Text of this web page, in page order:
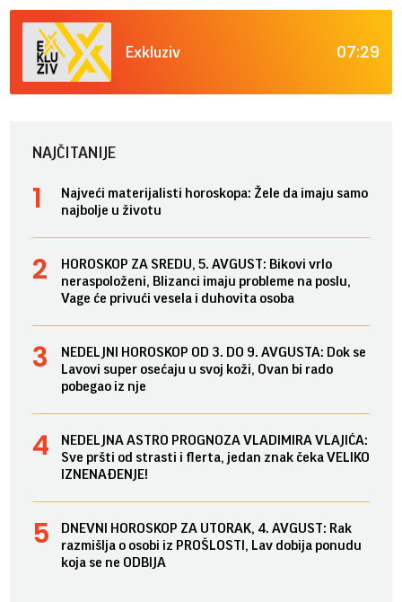
Exkluziv 07:29
NAJČITANIJE
Najveći materijalisti horoskopa: Žele da imaju samo
najbolje u životu
HOROSKOP ZA SREDU, 5. AVGUST: Bikovi vrlo
neraspoloženi, Blizanci imaju probleme na poslu,
Vage će privući vesela i duhovita osoba
NEDELJNI HOROSKOP OD 3. DO 9. AVGUSTA: Dok se
Lavovi super osećaju u svoj koži, Ovan bi rado
pobegao iz nje
NEDELJNA ASTRO PROGNOZA VLADIMIRA VLAJIĆA:
Sve pršti od strasti i flerta, jedan znak čeka VELIKO
IZNENAĐENJE!
DNEVNI HOROSKOP ZA UTORAK, 4. AVGUST: Rak
razmišlja o osobi iz PROŠLOSTI, Lav dobija ponudu
koja se ne ODBIJA